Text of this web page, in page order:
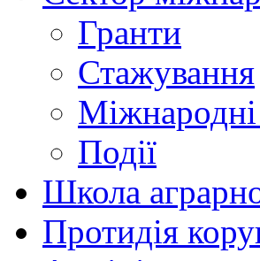
Гранти
Стажування
Події
Школа
Протидія